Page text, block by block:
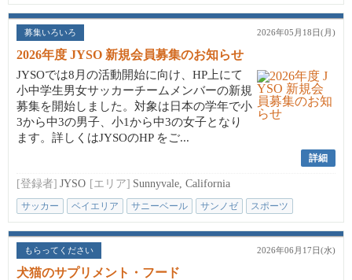
募集いろいろ 2026年05月18日(月)
2026年度 JYSO 新規会員募集のお知らせ
JYSOでは8月の活動開始に向け、HP上にて
小中学生男女サッカーチームメンバーの新規
募集を開始しました。対象は日本の学年で小
3から中3の男子、小1から中3の女子となり
ます。詳しくはJYSOのHP をご...
詳細
[登録者] JYSO [エリア] Sunnyvale, California
サッカー ベイエリア サニーベール サンノゼ スポーツ
もらってください 2026年06月17日(水)
犬猫のサプリメント・フード